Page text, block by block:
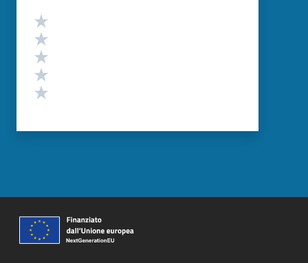
Valutazione